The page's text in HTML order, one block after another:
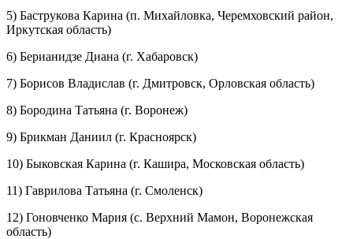
5) Баструкова Карина (п. Михайловка, Черемховский район,
Иркутская область)
6) Берианидзе Диана (г. Хабаровск)
7) Борисов Владислав (г. Дмитровск, Орловская область)
8) Бородина Татьяна (г. Воронеж)
9) Брикман Даниил (г. Красноярск)
10) Быковская Карина (г. Кашира, Московская область)
11) Гаврилова Татьяна (г. Смоленск)
12) Гоновченко Мария (с. Верхний Мамон, Воронежская
область)